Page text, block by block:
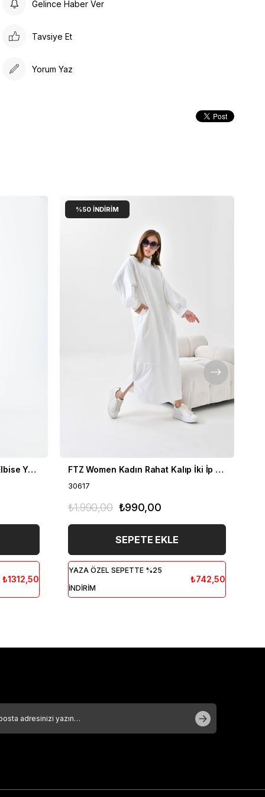
Gelince Haber Ver
Tavsiye Et
Yorum Yaz
FTZ Women Kadın Likra Tül Elbise Yeşil 30417
₺1312,50
FTZ Women Kadın Rahat Kalıp İki İp Elbise Ekru 30617
30617
₺990,00
₺1.990,00
SEPETE EKLE
YAZA ÖZEL SEPETTE %25
İNDİRİM
₺742,50
%50 İNDIRIM